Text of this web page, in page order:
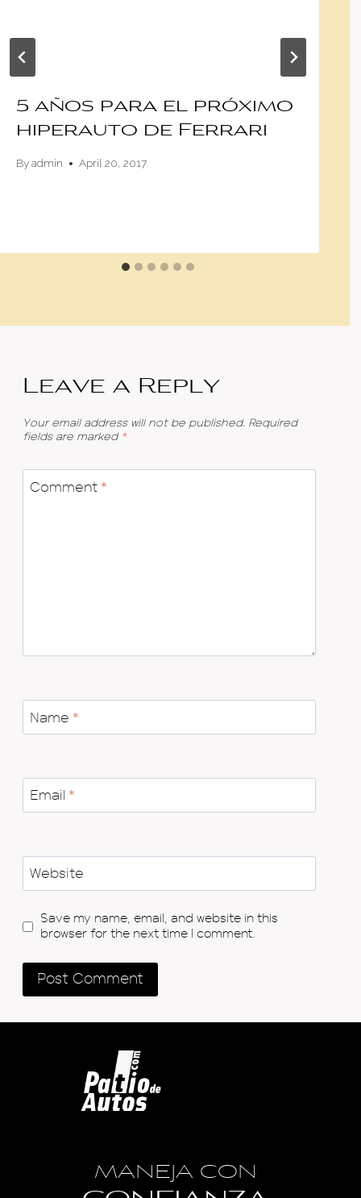
5 años para el próximo
hiperauto de Ferrari
Byadmin April 20, 2017
Leave a Reply
Your email address will not be published. Required
fields are marked *
Comment *
Name *
Email *
Website
Save my name, email, and website in this
browser for the next time I comment.
MANEJA CON